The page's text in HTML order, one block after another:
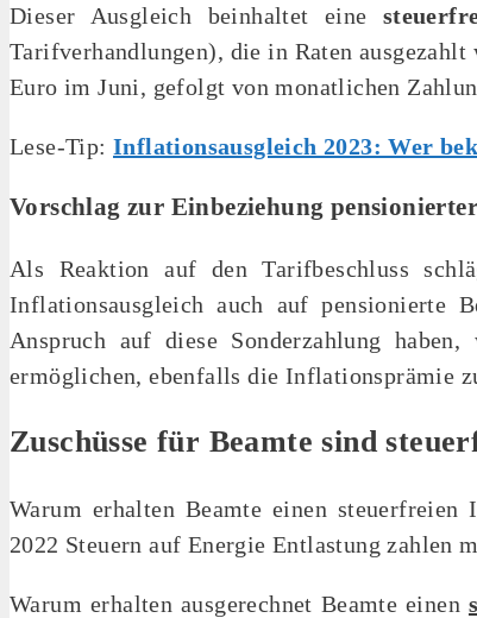
Dieser Ausgleich beinhaltet eine
Tarifverhandlungen), die in Raten ausgezahlt
Euro im Juni, gefolgt von monatlichen
Lese-Tip: Inflationsausgleich 2023: Wer
Vorschlag zur Einbeziehung
Als Reaktion auf den Tarifbeschluss
Inflationsausgleich auch auf pensionierte
Anspruch auf diese Sonderzahlung
ermöglichen, ebenfalls die Inflationsprämie
Zuschüsse für Beamte sind
Warum erhalten Beamte einen
2022 Steuern auf Energie Entlastung zahlen
Warum erhalten ausgerechnet Beamte einen